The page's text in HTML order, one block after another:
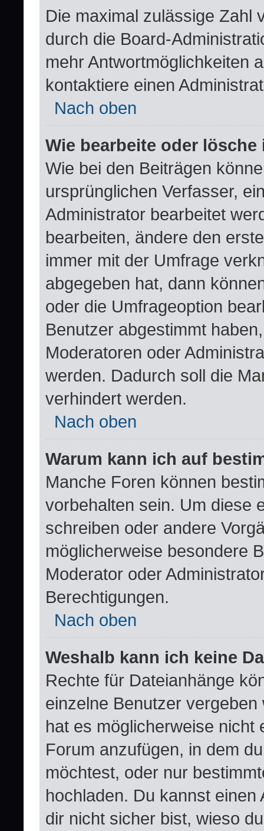
Die maximal zulässige Zahl
durch die Board-
mehr Antwortmöglichkeiten
kontaktiere einen
Nach oben
Wie bearbeite oder
Wie bei den Beiträgen
ursprünglichen Verfasser,
Administrator bearbeitet
bearbeiten, ändere den
immer mit der Umfrage
abgegeben hat, dann
oder die Umfrageoption
Benutzer abgestimmt
Moderatoren oder
werden. Dadurch soll die
verhindert werden.
Nach oben
Warum kann ich auf
Manche Foren können
vorbehalten sein. Um diese
schreiben oder andere
möglicherweise besondere
Moderator oder
Berechtigungen.
Nach oben
Weshalb kann ich keine
Rechte für Dateianhänge
einzelne Benutzer
hat es möglicherweise nicht
Forum anzufügen, in dem
möchtest, oder nur
hochladen. Du kannst
dir nicht sicher bist, wieso